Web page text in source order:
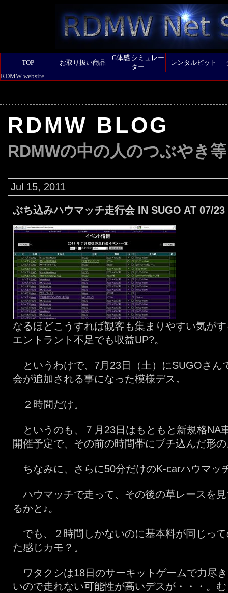
TOP お取り扱い商品
G体感 シミュレー
ター
レンタルピット
RDMW website
RDMW BLOG
RDMWの中の人のつぶやき等
Jul 15, 2011
ぶち込みハウマッチ走行会 IN SUGO AT 07/23
なるほどこうすれば観客も集まりやすい気が
エントラント不足でも収益UP?。
というわけで、7月23日（土）にSUGOさん
会が追加される事になった模様デス。
２時間だけ。
というのも、７月23日はもともと新規格NA
開催予定で、その前の時間帯にブチ込んだ形
ちなみに、さらに50分だけのK-carハウマッ
ハウマッチで走って、その後の草レースを
るかと♪。
でも、２時間しかないのに基本料が同じっ
た感じカモ？。
ワタクシは18日のサーキットゲームで力尽
いので走れない可能性が高いデスが・・・。